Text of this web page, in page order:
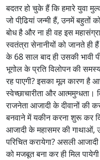
बदतर हो चुके हैं कि हमारे युवा
जो पीढि़यां जन्मी हैं, उनमें बहुतों
बोध है और ना ही वह इस
स्वतंत्रा सेनानीयों को जानते
के 68 साल बाद ही उसकी भावी
भूगोल के प्रति विलोपन की
रह पाएगी? इसका मूल कारण है
स्वेच्छाचारीता और आत्ममुग्धता।
राजनेता आजादी के दीवानों
बनवाने में यकीन करना शुरू कर
आजादी के महासमर की गाथाओं,
परिचित करायेगा? असली
को मजबूत बना कर ही मिल